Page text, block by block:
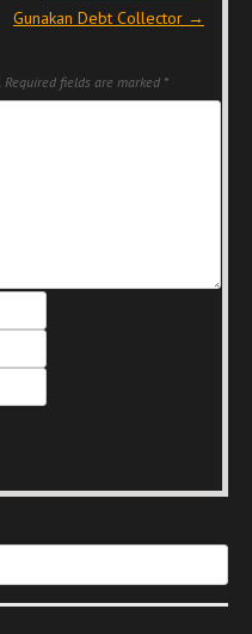
Gunakan Debt Collector →
Required fields are marked *